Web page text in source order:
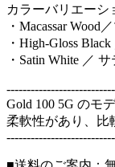
カラーバリエーシ
・Macassar
・High-Gloss
・Satin White ／
Gold 100 5G のモ
柔軟性があり、比